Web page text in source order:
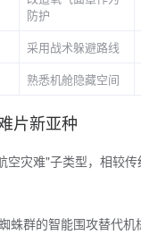
防护
采用战术躲避路线
熟悉机舱隐藏空间
片新亚种
空灾难"子类型，相较
蛛群的智能围攻替代机